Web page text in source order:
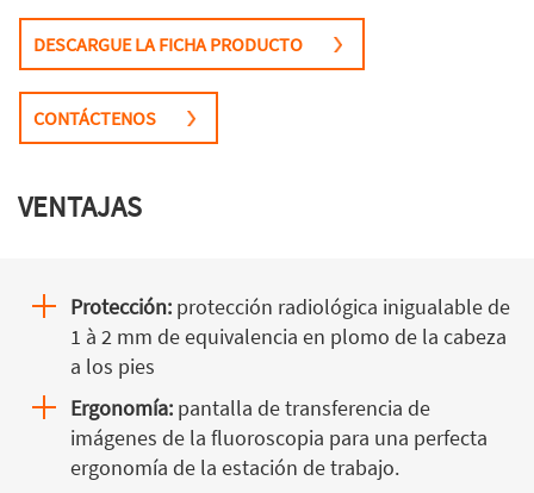
DESCARGUE LA FICHA PRODUCTO
CONTÁCTENOS
VENTAJAS
Protección: protección radiológica inigualable de
1 à 2 mm de equivalencia en plomo de la cabeza
a los pies
Ergonomía: pantalla de transferencia de
imágenes de la fluoroscopia para una perfecta
ergonomía de la estación de trabajo.